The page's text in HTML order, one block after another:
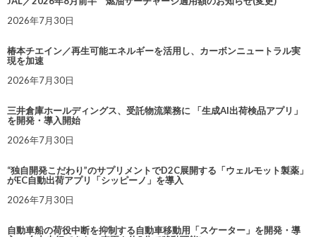
2026年7月30日
椿本チエイン／再生可能エネルギーを活用し、カーボンニュートラル実
現を加速
2026年7月30日
三井倉庫ホールディングス、受託物流業務に 「生成AI出荷検品アプリ」
を開発・導入開始
2026年7月30日
“独自開発こだわり”のサプリメントでD2C展開する「ウェルモット製薬」
がEC自動出荷アプリ「シッピーノ」を導入
2026年7月30日
自動車船の荷役中断を抑制する自動車移動用「スケーター」を開発・導